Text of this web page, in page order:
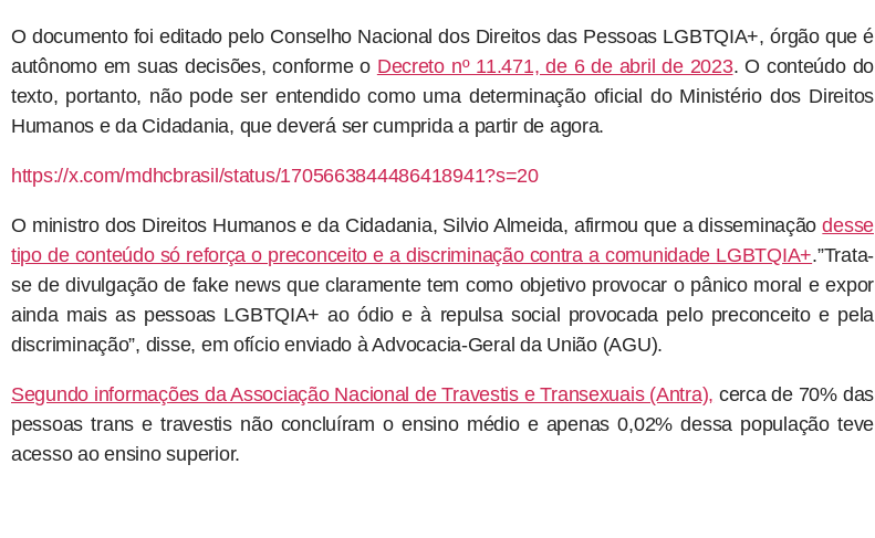
O documento foi editado pelo Conselho Nacional dos Direitos das Pessoas LGBTQIA+, órgão que é
autônomo em suas decisões, conforme o Decreto nº 11.471, de 6 de abril de 2023. O conteúdo do
texto, portanto, não pode ser entendido como uma determinação oficial do Ministério dos Direitos
Humanos e da Cidadania, que deverá ser cumprida a partir de agora.
https://x.com/mdhcbrasil/status/1705663844486418941?s=20
O ministro dos Direitos Humanos e da Cidadania, Silvio Almeida, afirmou que a disseminaçãodesse
tipo de conteúdo só reforça o preconceito e a discriminação contra a comunidade LGBTQIA+.”Trata-
se de divulgação de fake news que claramente tem como objetivo provocar o pânico moral e expor
ainda mais as pessoas LGBTQIA+ ao ódio e à repulsa social provocada pelo preconceito e pela
discriminação”, disse, em ofício enviado à Advocacia-Geral da União (AGU).
Segundo informações da Associação Nacional de Travestis e Transexuais (Antra), cerca de 70% das
pessoas trans e travestis não concluíram o ensino médio e apenas 0,02% dessa população teve
acesso ao ensino superior.